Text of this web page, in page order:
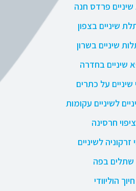
שיניים פרדס חנה
שיניים בצפון
שיניים בשרון
שיניים בחדרה
שיניים על כתרים
לשיניים עקומות
ציפוי חרסינה
זרקוניה לשיניים
שתלים בפה
חיוך הוליוודי